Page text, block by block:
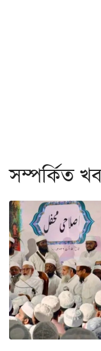
সম্পর্কিত